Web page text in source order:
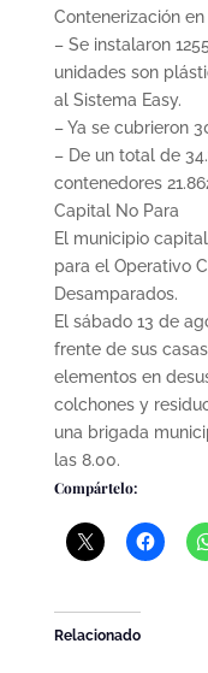
Contenerización
– Se instalaron
unidades son
al Sistema Easy.
– Ya se cubrieron
– De un total de
contenedores
Capital No Para
El municipio
para el Operativo
Desamparados.
El sábado 13 de
frente de sus
elementos en
colchones y
una brigada
las 8.00.
Compártelo:
Relacionado